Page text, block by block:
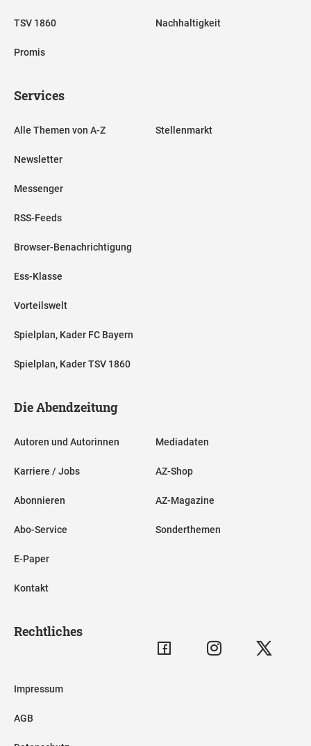
TSV 1860
Promis
Nachhaltigkeit
Services
Alle Themen von A-Z
Newsletter
Messenger
RSS-Feeds
Browser-Benachrichtigung
Ess-Klasse
Vorteilswelt
Spielplan, Kader FC Bayern
Spielplan, Kader TSV 1860
Stellenmarkt
Die Abendzeitung
Autoren und Autorinnen
Karriere / Jobs
Abonnieren
Abo-Service
E-Paper
Kontakt
Mediadaten
AZ-Shop
AZ-Magazine
Sonderthemen
Rechtliches
Impressum
AGB